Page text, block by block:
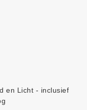
en Licht - inclusief